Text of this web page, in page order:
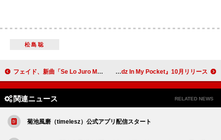
松島聡
フェイド、新曲「Se Lo Juro Mor」リリースを記念して渋谷を“緑”にジャック JO1、想像以上の可能性が目覚めるニューシングル『Handz In My Pocket』10月リリース
関連ニュース RELATED NEWS
菊池風磨（timelesz）公式アプリ配信スタート